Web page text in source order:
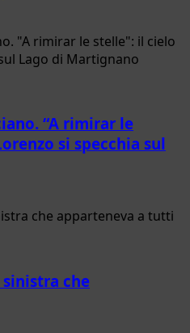
“A rimirar le
si specchia sul
sinistra che